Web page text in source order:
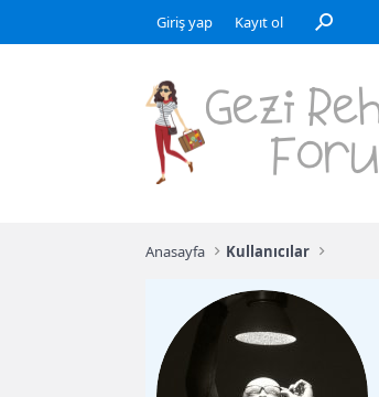
Giriş yap Kayıt ol
Anasayfa Kullanıcılar